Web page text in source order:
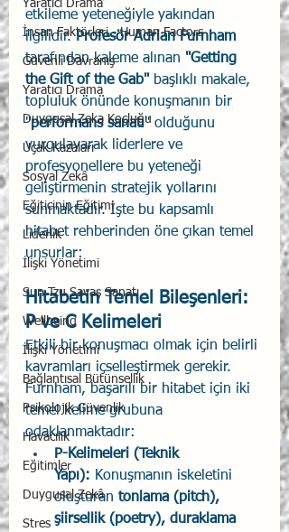
Yaratıcı Drama
İnsan Faktörleri - Human Factors
Güvenli Davranış
Yaratıcı Drama
Duygusal Zeka Koçluğu
Uçak Kazaları
Sosyal Zekâ
Eğiticinin Eğitimi
Liderlik
İlişki Yönetimi
Sun Tzu Savaş Sanatı
Wellbeing
İlişki Yönetimi
Bağlantısal Bütünsellik
Psikolojik Güvenlik
Havacılık
Eğitimler
Duygusal Zekâ
Stres
etkileme yeteneğiyle yakından
ilgilidir. Profesör Adrian Furnham
tarafından kaleme alınan "Getting
the Gift of the Gab" başlıklı makale,
topluluk önünde konuşmanın bir
"performans sanatı" olduğunu
vurgulayarak liderlere ve
profesyonellere bu yeteneği
geliştirmenin stratejik yollarını
sunmaktadır. İşte bu kapsamlı
hitabet rehberinden öne çıkan temel
unsurlar:
Hitabetin Temel Bileşenleri:
P ve C Kelimeleri
Etkili bir konuşmacı olmak için belirli
kavramları içselleştirmek gerekir.
Furnham, başarılı bir hitabet için iki
temel kelime grubuna
odaklanmaktadır:
P-Kelimeleri (Teknik
Yapı): Konuşmanın iskeletini
oluşturan tonlama (pitch),
şiirsellik (poetry), duraklama